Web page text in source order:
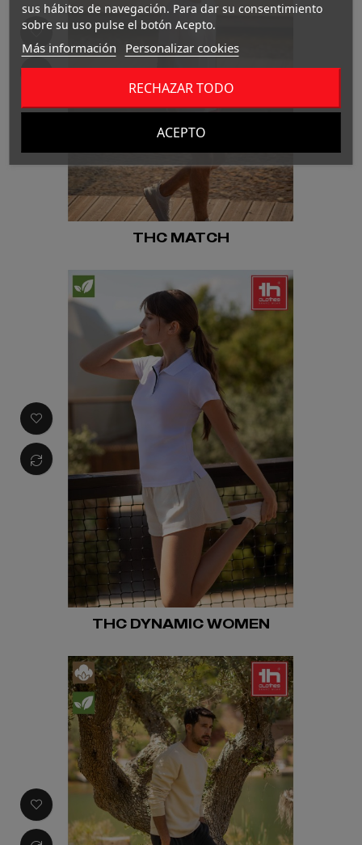
THC MATCH
THC DYNAMIC WOMEN
sus hábitos de navegación. Para dar su consentimiento
sobre su uso pulse el botón Acepto.
Más información Personalizar cookies
RECHAZAR TODO
ACEPTO